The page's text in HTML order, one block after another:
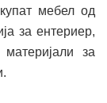
мебел од
за ентериер,
за